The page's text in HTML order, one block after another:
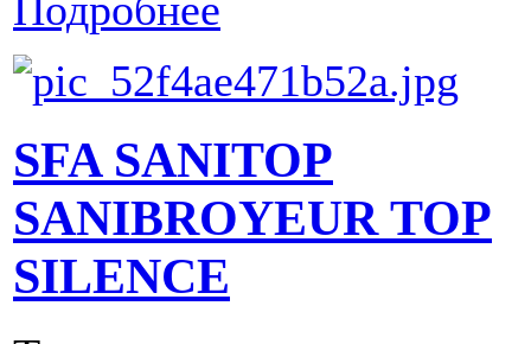
SFA SANITOP
SANIBROYEUR TOP
SILENCE